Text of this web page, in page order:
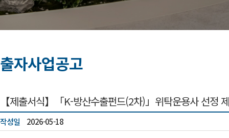
출자사업공고
【제출서식】「K-방산수출펀드(2차)」위탁운용사 선정
작성일 2026-05-18